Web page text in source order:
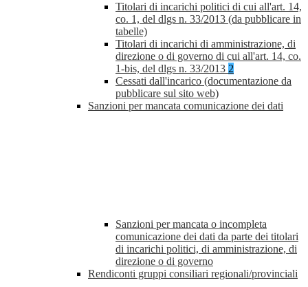
Titolari di incarichi politici di cui all'art. 14,
co. 1, del dlgs n. 33/2013 (da pubblicare in
tabelle)
Titolari di incarichi di amministrazione, di
direzione o di governo di cui all'art. 14, co.
1-bis, del dlgs n. 33/2013 2
Cessati dall'incarico (documentazione da
pubblicare sul sito web)
Sanzioni per mancata comunicazione dei dati
Sanzioni per mancata o incompleta
comunicazione dei dati da parte dei titolari
di incarichi politici, di amministrazione, di
direzione o di governo
Rendiconti gruppi consiliari regionali/provinciali